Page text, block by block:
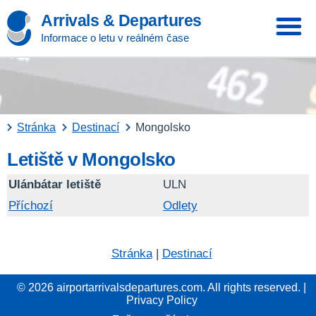
Arrivals & Departures
Informace o letu v reálném čase
Stránka Destinací Mongolsko
Letiště v Mongolsko
Ulánbátar letiště
ULN
Příchozí
Odlety
Stránka| Destinací
© 2026 airportarrivalsdepartures.com. All rights reserved. |
Privacy Policy